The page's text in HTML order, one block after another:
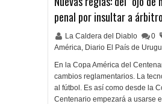
penal por insultar a árbitro
La Caldera del Diablo 0
América, Diario El País de
En la Copa América del
cambios reglamentarios. La
al fútbol. Es así como desde la
Centenario empezará a usarse